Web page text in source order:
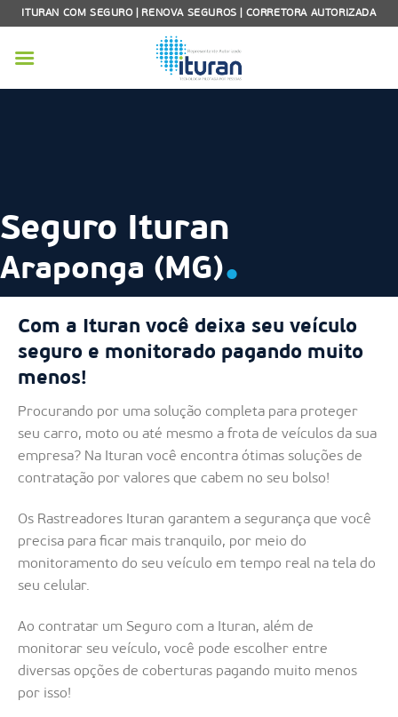
Skip
content
ITURAN COM SEGURO | RENOVA SEGUROS | CORRETORA AUTORIZADA
Seguro Ituran
Araponga (MG).
Com a Ituran você deixa seu veículo
seguro e monitorado pagando muito
menos!
Procurando por uma solução completa para proteger
seu carro, moto ou até mesmo a frota de veículos da sua
empresa? Na Ituran você encontra ótimas soluções de
contratação por valores que cabem no seu bolso!
Os Rastreadores Ituran garantem a segurança que você
precisa para ficar mais tranquilo, por meio do
monitoramento do seu veículo em tempo real na tela do
seu celular.
Ao contratar um Seguro com a Ituran, além de
monitorar seu veículo, você pode escolher entre
diversas opções de coberturas pagando muito menos
por isso!